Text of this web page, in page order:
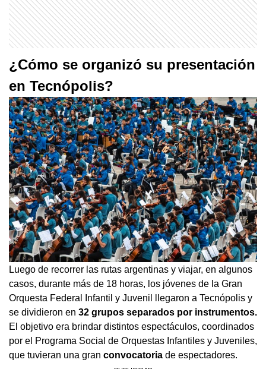
¿Cómo se organizó su presentación
en Tecnópolis?
Luego de recorrer las rutas argentinas y viajar, en algunos
casos, durante más de 18 horas, los jóvenes de la Gran
Orquesta Federal Infantil y Juvenil llegaron a Tecnópolis y
se dividieron en 32 grupos separados por instrumentos.
El objetivo era brindar distintos espectáculos, coordinados
por el Programa Social de Orquestas Infantiles y Juveniles,
que tuvieran una gran convocatoria de espectadores.